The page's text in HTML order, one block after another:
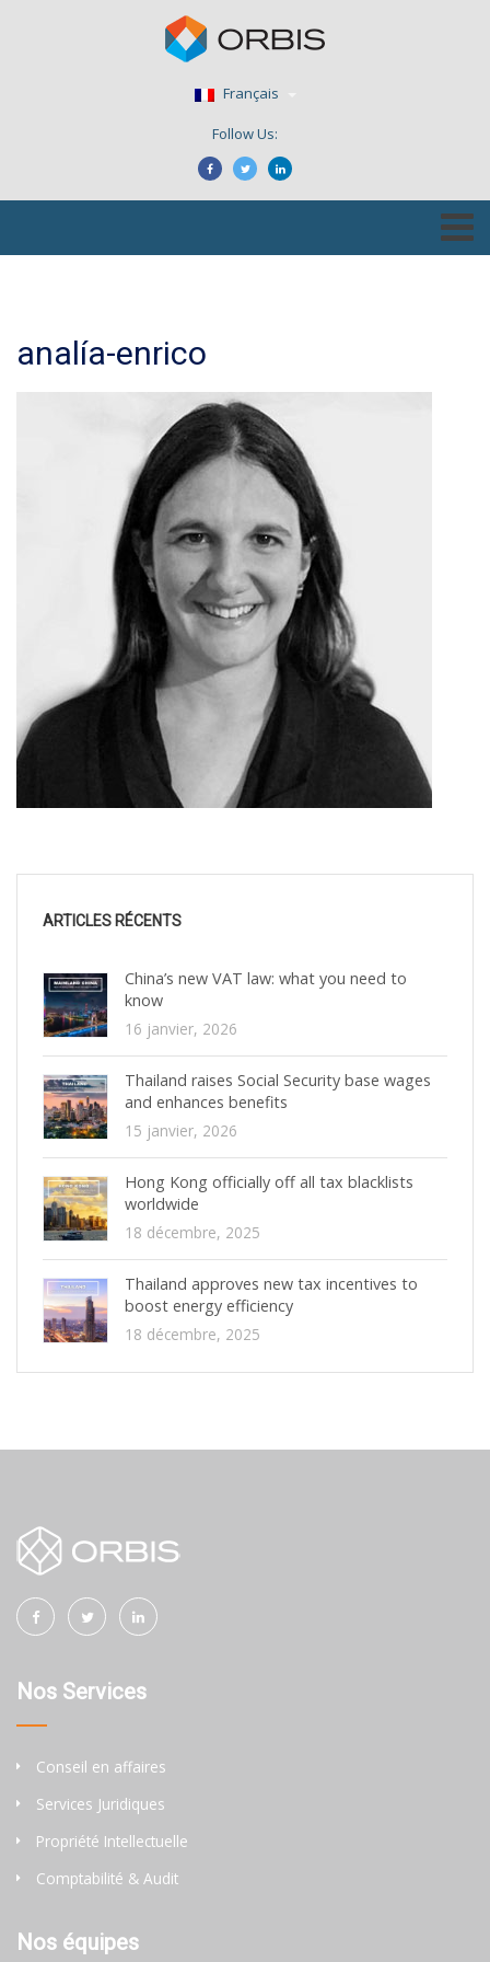
Français
Follow Us:
analía-enrico
ARTICLES RÉCENTS
China’s new VAT law: what you need to
know
16 janvier, 2026
Thailand raises Social Security base wages
and enhances benefits
15 janvier, 2026
Hong Kong officially off all tax blacklists
worldwide
18 décembre, 2025
Thailand approves new tax incentives to
boost energy efficiency
18 décembre, 2025
Nos Services
Conseil en affaires
Services Juridiques
Propriété Intellectuelle
Comptabilité & Audit
Nos équipes